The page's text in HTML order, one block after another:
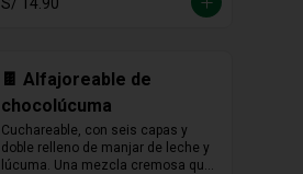
dulce y una delicia que se disfruta
🍫 Alfajoreable de
chocolúcuma
Cuchareable, con seis capas y
doble relleno de manjar de leche y
lúcuma. Una mezcla cremosa que